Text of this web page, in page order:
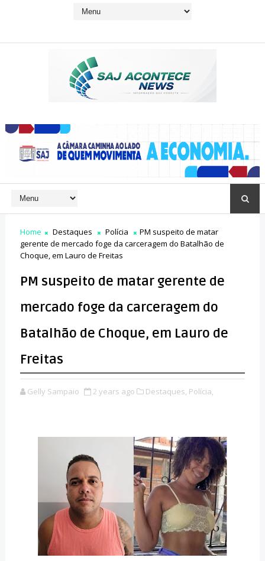
Home Destaques Polícia
PM suspeito de matar
gerente de mercado foge da carceragem do Batalhão de
Choque, em Lauro de Freitas
PM suspeito de matar gerente de
mercado foge da carceragem do
Batalhão de Choque, em Lauro de
Freitas
Gelly Sampaio 2 years ago Destaques, Polícia,